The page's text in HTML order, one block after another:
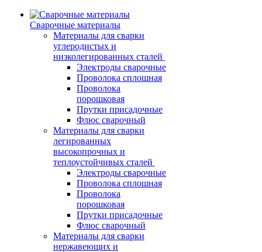
Сварочные материалы
Материалы для сварки
углеродистых и
низколегированных сталей
Электроды сварочные
Проволока сплошная
Проволока
порошковая
Прутки присадочные
Флюс сварочный
Материалы для сварки
легированных
высокопрочных и
теплоустойчивых сталей
Электроды сварочные
Проволока сплошная
Проволока
порошковая
Прутки присадочные
Флюс сварочный
Материалы для сварки
нержавеющих и